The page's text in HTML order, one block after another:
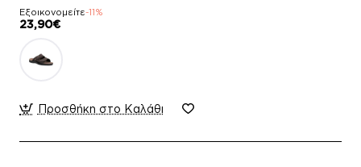
Εξοικονομείτε-11%
23,90€
Προσθήκη στο Καλάθι